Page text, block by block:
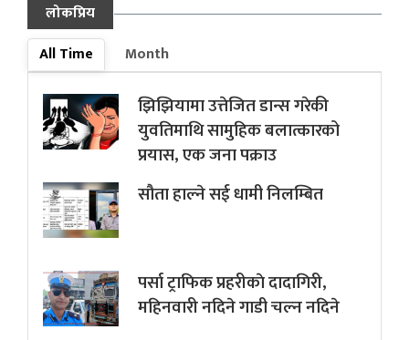
लोकप्रिय
All Time
Month
झिझियामा उत्तेजित डान्स गरेकी
युवतिमाथि सामुहिक बलात्कारको
प्रयास, एक जना पक्राउ
सौता हाल्ने सई धामी निलम्बित
पर्सा ट्राफिक प्रहरीकाे दादागिरी,
महिनवारी नदिने गाडी चल्न नदिने